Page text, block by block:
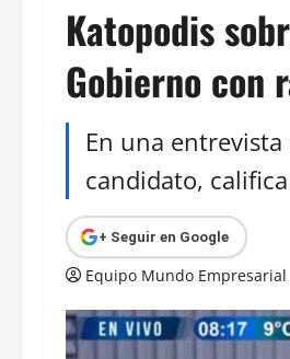
Katopodis
Gobierno con
En una
candidato,
+ Seguir en Google
Equipo Mundo Empresarial